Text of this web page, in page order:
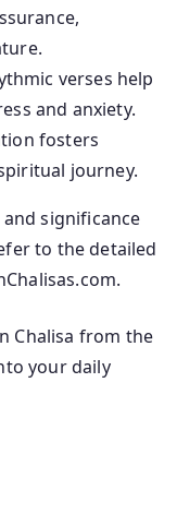
verses help
and anxiety.
fosters
journey.
significance
to the detailed
Chalisa from the
your daily